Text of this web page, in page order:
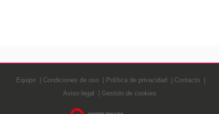
Equipo Condiciones de uso Política de privacidad
Contacto
Aviso legal
Gestión de cookies